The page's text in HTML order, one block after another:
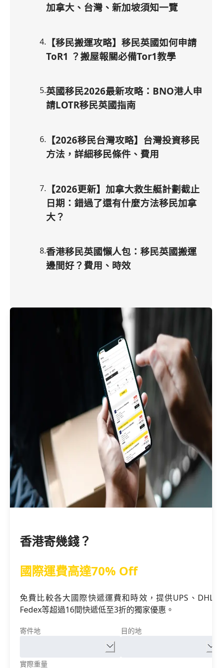
香港寄幾錢？
國際運費高達70% Off
免費比較各大國際快遞運費和時效，提供UPS、DHL、
Fedex等超過16間快遞低至3折的獨家優惠。
寄件地 目的地
實際重量
加拿大、台灣、新加坡須知一覽
4. 【移民搬運攻略】移民英國如何申請
ToR1 ？搬屋報關必備Tor1教學
5.英國移民2026最新攻略：BNO港人申
請LOTR移民英國指南
6. 【2026移民台灣攻略】台灣投資移民
方法，詳細移民條件、費用
7. 【2026更新】加拿大救生艇計劃截止
日期：錯過了還有什麼方法移民加拿
大？
8.香港移民英國懶人包：移民英國搬運
邊間好？費用、時效